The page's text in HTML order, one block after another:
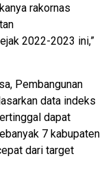
rakornas
2022-2023 ini,”
Pembangunan
data indeks
dapat
7 kabupaten
dari target